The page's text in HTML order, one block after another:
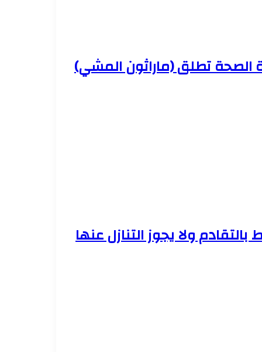
الصحة تطلق (ماراثون المشي)
ولا يجوز التنازل عنها